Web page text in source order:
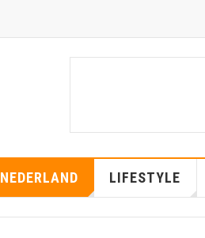
NEDERLAND LIFESTYLE